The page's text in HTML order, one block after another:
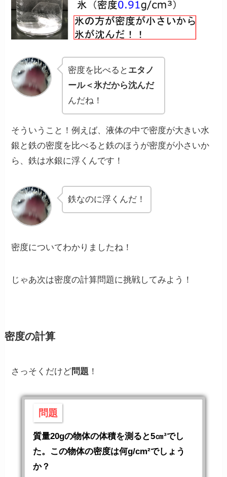
密度を比べると エタノ
ール＜氷だから沈んだ
んだね！
そういうこと！例えば、液体の中で密度が大きい水
銀と鉄の密度を比べると鉄のほうが密度が小さいか
ら、鉄は水銀に浮くんです！
鉄なのに浮くんだ！
密度についてわかりましたね！
じゃあ次は密度の計算問題に挑戦してみよう！
密度の計算
さっそくだけど問題 ！
問題
質量20gの物体の体積を測ると5㎝³でし
た。この物体の密度は何g/cm²でしょう
か？